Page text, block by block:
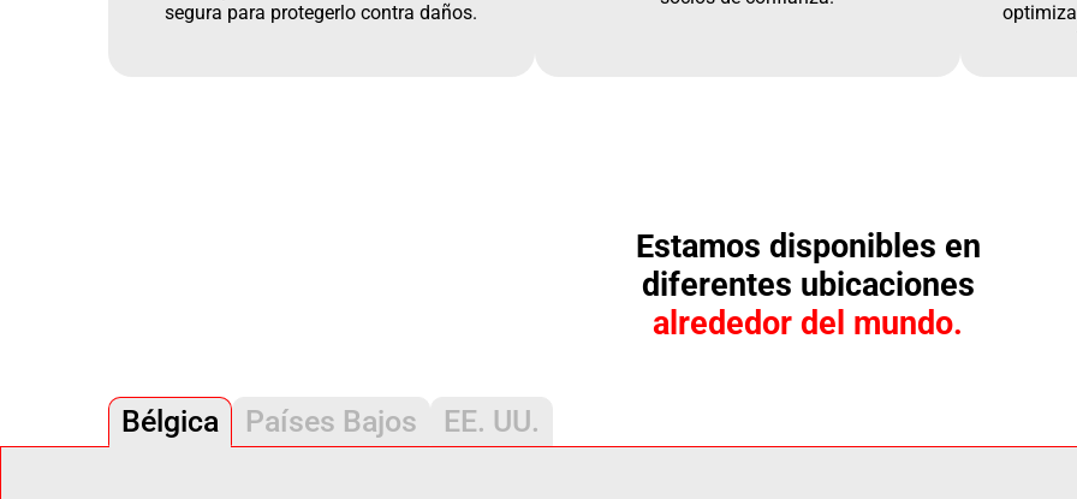
segura para protegerlo contra daños.
Estamos disponibles en
diferentes ubicaciones
alrededor del mundo.
Bélgica Países Bajos EE. UU.